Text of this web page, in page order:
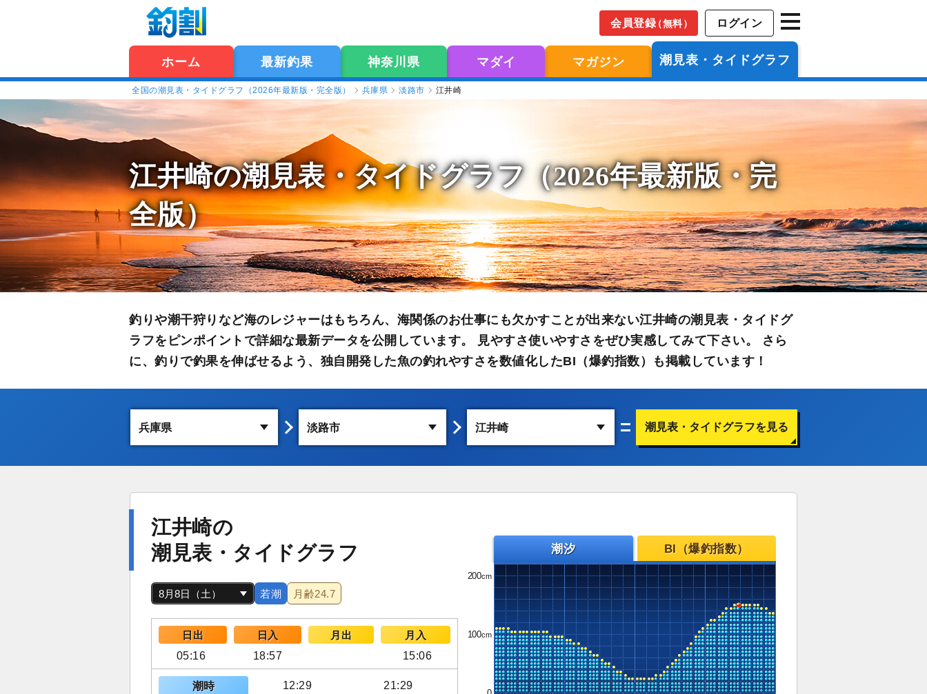
会員登録（無料） ログイン
ホーム 最新釣果 神奈川県 マダイ マガジン 潮見表・タイドグラフ
全国の潮見表・タイドグラフ（2026年最新版・完全版） 兵庫県 淡路市 江井崎
江井崎の潮見表・タイドグラフ（2026年最新版・完
全版）
釣りや潮干狩りなど海のレジャーはもちろん、海関係のお仕事にも欠かすことが出来ない江井崎の潮見表・タイドグ
ラフをピンポイントで詳細な最新データを公開しています。 見やすさ使いやすさをぜひ実感してみて下さい。 さら
に、釣りで釣果を伸ばせるよう、独自開発した魚の釣れやすさを数値化したBI（爆釣指数）も掲載しています！
潮見表・タイドグラフを見る
江井崎の
潮見表・タイドグラフ
若潮 月齢24.7
日出 日入 月出
月入
05:16
18:57 15:06
潮時 12:29 21:29
潮汐 BI（爆釣指数）
200
100